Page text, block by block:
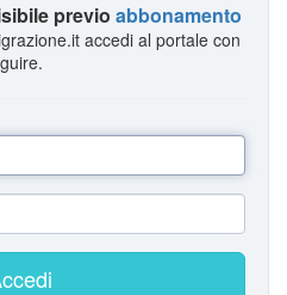
previo abbonamento
accedi al portale con